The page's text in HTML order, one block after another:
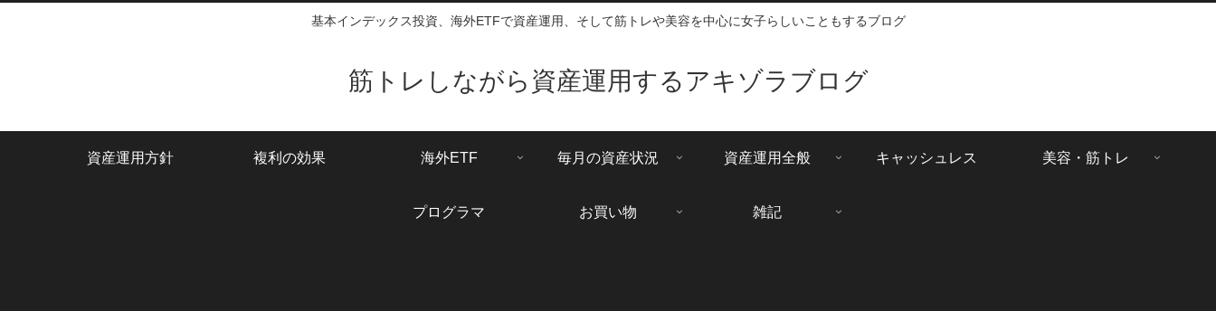
基本インデックス投資、海外ETFで資産運用、そして筋トレや美容を中心に女子らしいこともするブログ
筋トレしながら資産運用するアキゾラブログ
資産運用方針 複利の効果 海外ETF 毎月の資産状況 資産運用全般 キャッシュレス 美容・筋トレ
プログラマ お買い物 雑記